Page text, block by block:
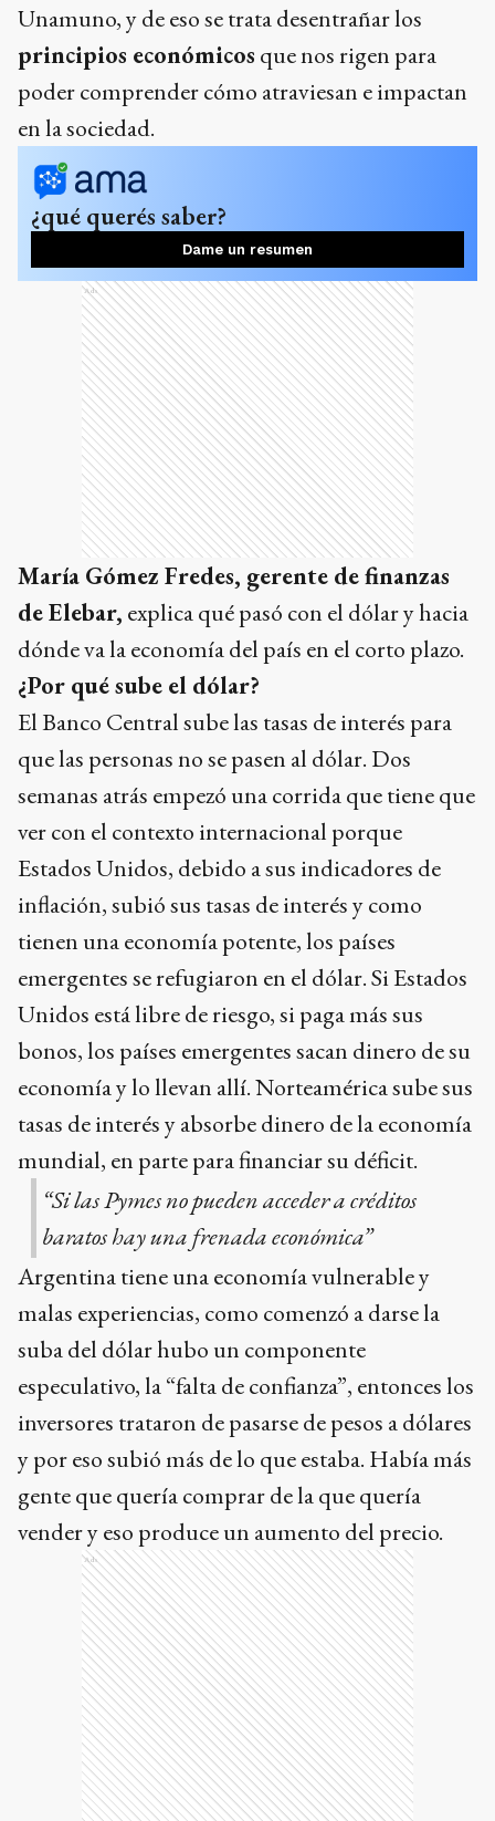
Unamuno, y de eso se trata desentrañar los
principios económicos que nos rigen para
poder comprender cómo atraviesan e impactan
en la sociedad.
¿qué querés saber?
Dame un resumen
Ads
María Gómez Fredes, gerente de finanzas
de Elebar, explica qué pasó con el dólar y hacia
dónde va la economía del país en el corto plazo.
¿Por qué sube el dólar?
El Banco Central sube las tasas de interés para
que las personas no se pasen al dólar. Dos
semanas atrás empezó una corrida que tiene que
ver con el contexto internacional porque
Estados Unidos, debido a sus indicadores de
inflación, subió sus tasas de interés y como
tienen una economía potente, los países
emergentes se refugiaron en el dólar. Si Estados
Unidos está libre de riesgo, si paga más sus
bonos, los países emergentes sacan dinero de su
economía y lo llevan allí. Norteamérica sube sus
tasas de interés y absorbe dinero de la economía
mundial, en parte para financiar su déficit.
“Si las Pymes no pueden acceder a créditos
baratos hay una frenada económica”
Argentina tiene una economía vulnerable y
malas experiencias, como comenzó a darse la
suba del dólar hubo un componente
especulativo, la “falta de confianza”, entonces los
inversores trataron de pasarse de pesos a dólares
y por eso subió más de lo que estaba. Había más
gente que quería comprar de la que quería
vender y eso produce un aumento del precio.
Ads